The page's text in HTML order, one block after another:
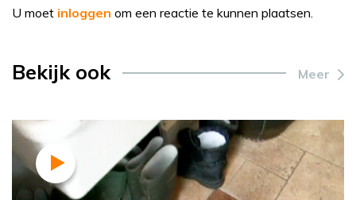
U moet inloggen om een reactie te kunnen plaatsen.
Bekijk ook Meer